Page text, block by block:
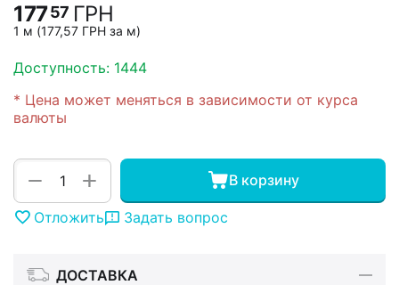
17757 ГРН
1 м (177,57 ГРН за м)
Доступность: 1444
* Цена может меняться в зависимости от курса
валюты
+
− В корзину
Отложить Задать вопрос
ДОСТАВКА